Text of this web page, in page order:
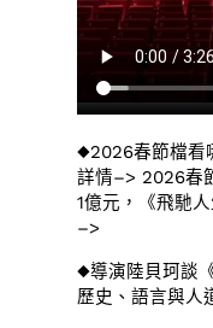
◆2026春節檔看
詳情–> 2026春
1億元，《飛馳
–>
◆導演陸貝珂談
歷史、語言與人